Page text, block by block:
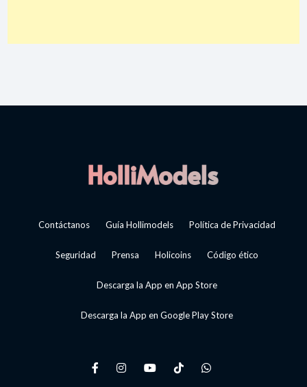
Contáctanos Guía Hollimodels Política de Privacidad
Seguridad Prensa Holicoins Código ético
Descarga la App en App Store
Descarga la App en Google Play Store